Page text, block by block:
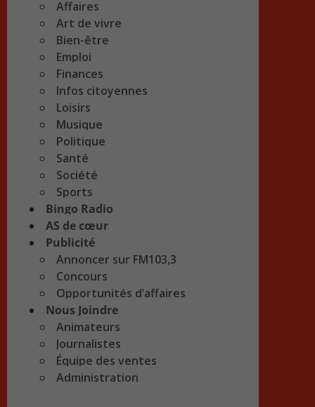
Affaires
Art de vivre
Bien-être
Emploi
Finances
Infos citoyennes
Loisirs
Musique
Politique
Santé
Société
Sports
Bingo Radio
AS de cœur
Publicité
Annoncer sur FM103,3
Concours
Opportunités d’affaires
Nous Joindre
Animateurs
Journalistes
Équipe des ventes
Administration